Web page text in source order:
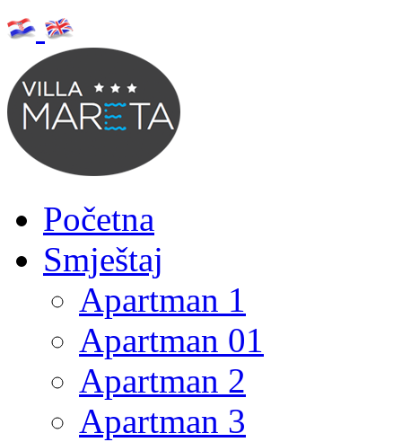
Početna
Smještaj
Apartman 1
Apartman 01
Apartman 2
Apartman 3